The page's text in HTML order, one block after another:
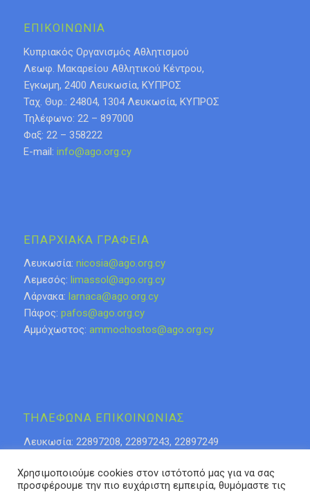
ΕΠΙΚΟΙΝΩΝΙΑ
Κυπριακός Οργανισμός Αθλητισμού
Λεωφ. Μακαρείου Αθλητικού Κέντρου,
Έγκωμη, 2400 Λευκωσία, ΚΥΠΡΟΣ
Ταχ. Θυρ.: 24804, 1304 Λευκωσία, ΚΥΠΡΟΣ
Τηλέφωνο: 22 – 897000
Φαξ: 22 – 358222
E-mail: info@ago.org.cy
ΕΠΑΡΧΙΑΚΑ ΓΡΑΦΕΙΑ
Λευκωσία: nicosia@ago.org.cy
Λεμεσός: limassol@ago.org.cy
Λάρνακα: larnaca@ago.org.cy
Πάφος: pafos@ago.org.cy
Αμμόχωστος: ammochostos@ago.org.cy
ΤΗΛΕΦΩΝΑ ΕΠΙΚΟΙΝΩΝΙΑΣ
Λευκωσία: 22897208, 22897243, 22897249
Λεμεσός: 25318808, 25315085
Χρησιμοποιούμε cookies στον ιστότοπό μας για να σας
προσφέρουμε την πιο ευχάριστη εμπειρία, θυμόμαστε τις